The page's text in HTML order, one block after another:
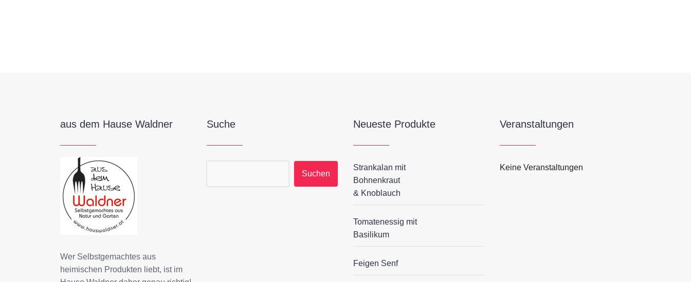
aus dem Hause Waldner
Wer Selbstgemachtes aus
heimischen Produkten liebt, ist im
Suche Neueste Produkte
Strankalan mit
Bohnenkraut
& Knoblauch
Tomatenessig mit
Basilikum
Feigen Senf
Veranstaltungen
Keine Veranstaltungen